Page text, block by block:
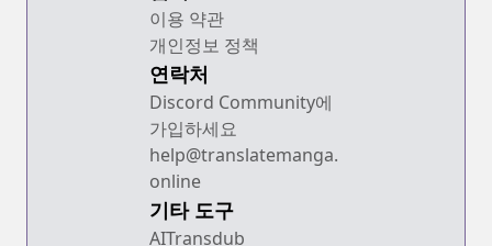
이용 약관
개인정보 정책
연락처
Discord Community에
가입하세요
help@translatemanga.
online
기타 도구
AITransdub